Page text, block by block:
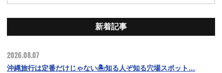
新着記事
2026.08.07
沖縄旅行は定番だけじゃない🏝️知る人ぞ知る穴場スポット…